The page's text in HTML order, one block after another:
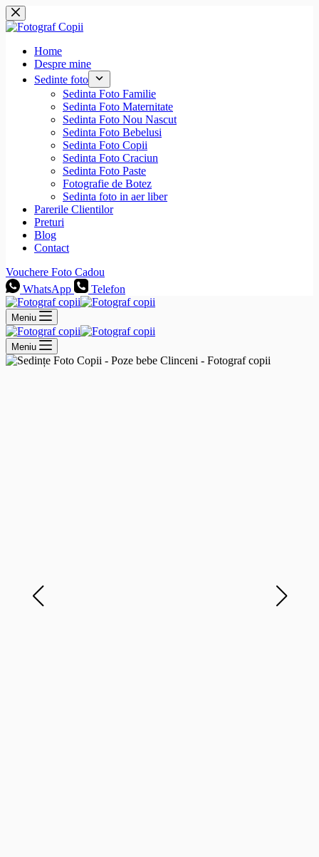
Sari
la
conținut
Home
Despre mine
Sedinte foto
Sedinta Foto Familie
Sedinta Foto Maternitate
Sedinta Foto Nou Nascut
Sedinta Foto Bebelusi
Sedinta Foto Copii
Sedinta Foto Craciun
Sedinta Foto Paste
Fotografie de Botez
Sedinta foto in aer liber
Parerile Clientilor
Preturi
Blog
Contact
Vouchere Foto Cadou
WhatsApp
Telefon
Meniu
Meniu